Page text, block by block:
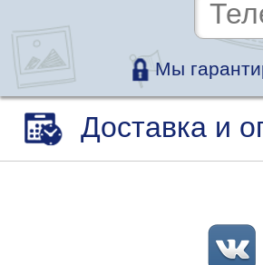
Мы
Доставка и